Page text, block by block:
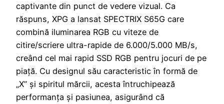
captivante din punct de vedere vizual. Ca
răspuns, XPG a lansat SPECTRIX S65G care
combină iluminarea RGB cu viteze de
citire/scriere ultra-rapide de 6.000/5.000 MB/s,
creând cel mai rapid SSD RGB pentru jocuri de pe
piață. Cu designul său caracteristic în formă de
„X” și spiritul mărcii, acesta întruchipează
performanța și pasiunea, asigurând că